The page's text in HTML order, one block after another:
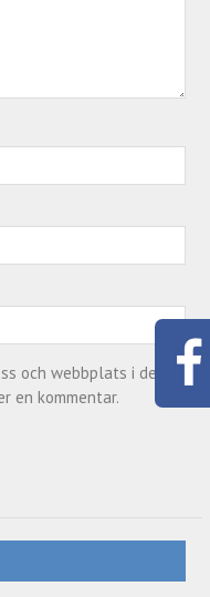
och webbplats i denna
en kommentar.